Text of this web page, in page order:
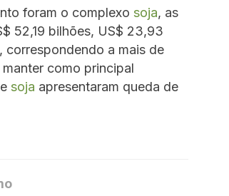
foram o complexo soja, as
52,19 bilhões, US$ 23,93
correspondendo a mais de
como principal
soja apresentaram queda de